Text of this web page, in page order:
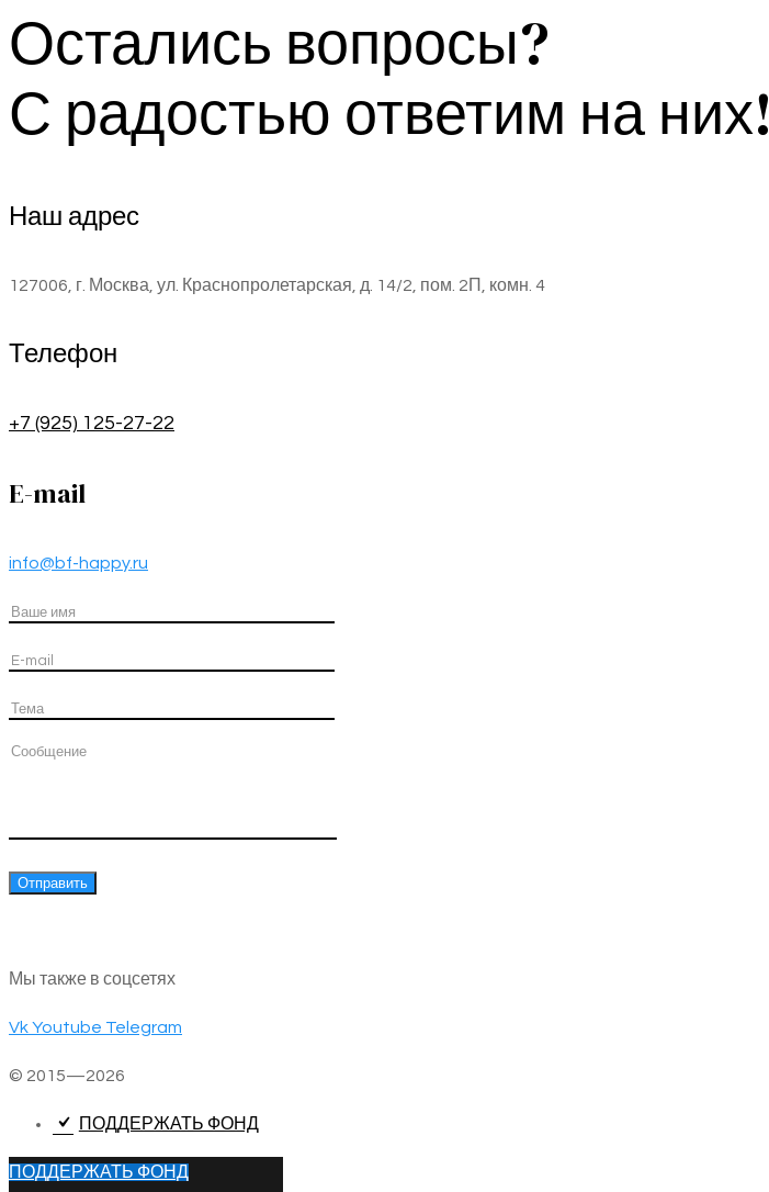
Остались вопросы?
С радостью ответим на них!
Наш адрес
127006, г. Москва, ул. Краснопролетарская, д. 14/2, пом. 2П, комн. 4
Телефон
+7 (925) 125-27-22
E-mail
info@bf-happy.ru
Мы также в соцсетях
VkYoutube Telegram
© 2015—2026
ПОДДЕРЖАТЬ ФОНД
ПОДДЕРЖАТЬ ФОНД